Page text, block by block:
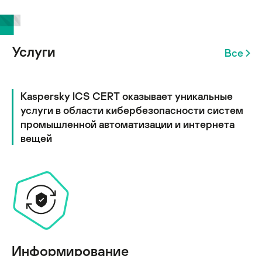
Услуги Все
Kaspersky ICS CERT оказывает уникальные
услуги в области кибербезопасности систем
промышленной автоматизации и интернета
вещей
Информирование